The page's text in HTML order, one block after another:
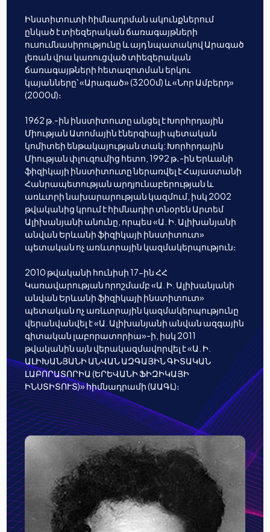
Ինստիտուտի հիմնադրման ակունքներում
ընկած է տիեզերական ճառագայթների
ուսումնասիրությունը և այդ նպատակով Արագած
լեռան վրա կառուցված տիեզերական
ճառագայթների հետազոտման երկու
կայանները՝ «Արագած» (3200մ) և «Նոր Ամբերդ»
(2000մ)։
1962 թ.-ին ինստիտուտը անցել է Խորհրդային
Միության Ատոմային էներգիայի պետական
կոմիտեի ենթակայության տակ: Խորհրդային
Միության փլուզումից հետո, 1992 թ․-ին Երևանի
ֆիզիկայի ինստիտուտը ներառվել է Հայաստանի
Հանրապետության արդյունաբերության և
առևտրի նախարարության կազմում, իսկ 2002
թվականից կրում է հիմնադիր տնօրեն Արտեմ
Ալիխանյանի անունը, որպես «Ա. Ի. Ալիխանյանի
անվան Երևանի ֆիզիկայի ինստիտուտ»
պետական ոչ առևտրային կազմակերպություն։
2010 թվականի հունիսի 17-ին ՀՀ
Կառավարության որոշմամբ «Ա. Ի. Ալիխանյանի
անվան Երևանի ֆիզիկայի ինստիտուտ»
պետական ոչ առևտրային կազմակերպությունը
վերանվանվել է «Ա. Ալիխանյանի անվան ազգային
գիտական լաբորատորիա»-ի, իսկ 2011
թվականին այն վերակազմավորվել է «Ա. Ի.
ԱԼԻԽԱՆՅԱՆԻ ԱՆՎԱՆ ԱԶԳԱՅԻՆ ԳԻՏԱԿԱՆ
ԼԱԲՈՐԱՏՈՐԻԱ (ԵՐԵՎԱՆԻ ՖԻԶԻԿԱՅԻ
ԻՆՍՏԻՏՈՒՏ)» հիմնադրամի (ԱԱԳԼ)։